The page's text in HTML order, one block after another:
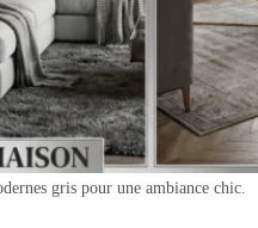
gris pour une ambiance chic.